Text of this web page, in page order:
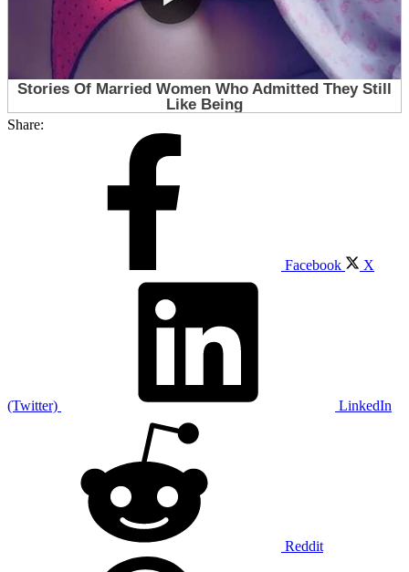
Share:
Facebook X
(Twitter) LinkedIn
Reddit